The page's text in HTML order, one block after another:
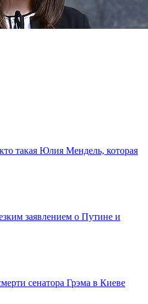
такая Юлия Мендель, которая
заявлением о Путине и
сенатора Грэма в Киеве